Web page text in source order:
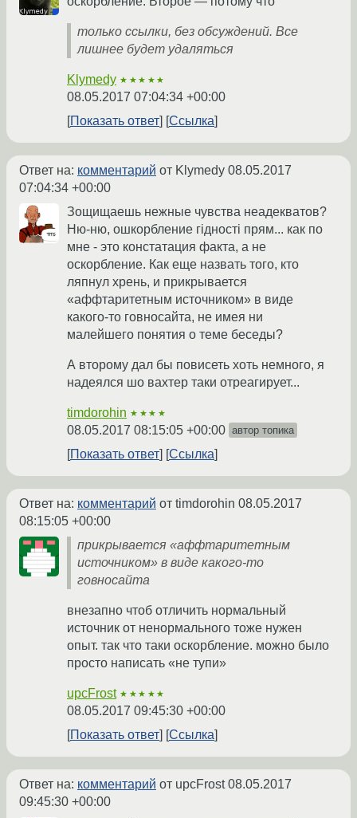
только ссылки, без обсуждений. Все
лишнее будет удаляться
Klymedy ★★★★★
08.05.2017 07:04:34 +00:00
Показать ответ
Ссылка
Ответ на: комментарий от Klymedy 08.05.2017
07:04:34 +00:00
Зощищаешь нежные чувства неадекватов?
Ню-ню, ошкорбление гідності прям... как по
мне - это констатация факта, а не
оскорбление. Как еще назвать того, кто
ляпнул хрень, и прикрывается
«аффтаритетным источником» в виде
какого-то говносайта, не имея ни
малейшего понятия о теме беседы?
А второму дал бы повисеть хоть немного, я
надеялся шо вахтер таки отреагирует...
timdorohin ★★★★
08.05.2017 08:15:05 +00:00 автор топика
Показать ответ Ссылка
Ответ на: комментарий от timdorohin 08.05.2017
08:15:05 +00:00
прикрывается «аффтаритетным
источником» в виде какого-то
говносайта
внезапно чтоб отличить нормальный
источник от ненормального тоже нужен
опыт. так что таки оскорбление. можно было
просто написать «не тупи»
upcFrost ★★★★★
08.05.2017 09:45:30 +00:00
Показать ответ
Ссылка
Ответ на: комментарий от upcFrost08.05.2017
09:45:30 +00:00